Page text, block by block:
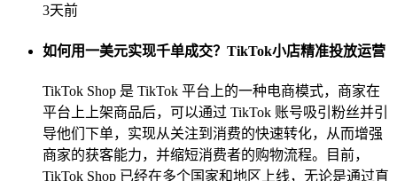
3天前
如何用一美元实现千单成交？TikTok小店精准投放运营
TikTok Shop 是 TikTok 平台上的一种电商模式，商家在
平台上上架商品后，可以通过 TikTok 账号吸引粉丝并引
导他们下单，实现从关注到消费的快速转化，从而增强
商家的获客能力，并缩短消费者的购物流程。目前，
TikTok Shop 已经在多个国家和地区上线，无论是通过直